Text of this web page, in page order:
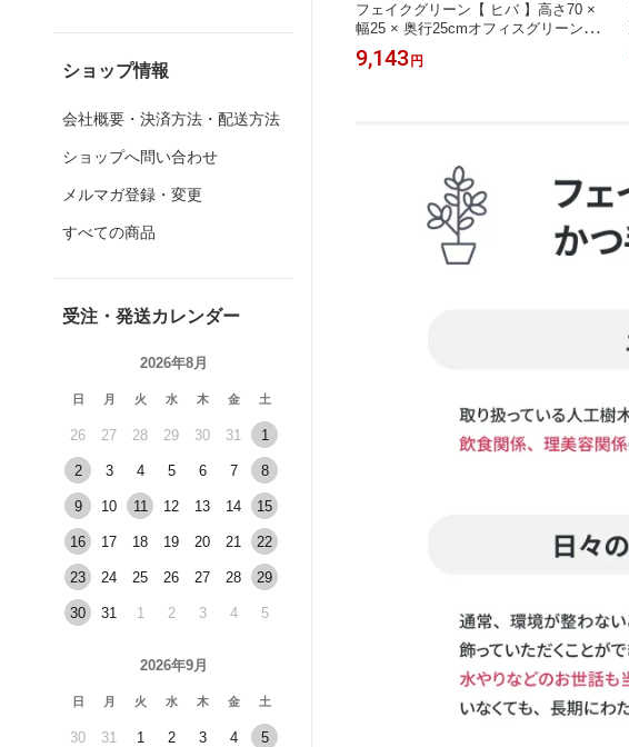
ショップ情報
会社概要・決済方法・配送方法
ショップへ問い合わせ
メルマガ登録・変更
すべての商品
受注・発送カレンダー
2026年8月
日 月 火 水 木 金 土
26 27 28 29 30 31 1
2 3 4 5 6 7 8
9 10 11 12 13 14 15
16 17 18 19 20 21 22
23 24 25 26 27 28 29
30 31 1 2 3 4 5
2026年9月
日 月 火 水 木 金 土
30 31 1 2 3 4 5
物 大型 開業祝い 開店祝い 移転祝い
新築祝い 贈り物 おしゃれ
19,620円
フェイクグリーン【 ヒバ 】高さ70 ×
幅25 × 奥行25cmオフィスグリーン 観
葉植物 フェイク 人工観葉植物 大型
開業祝い 開店祝い 移転祝い 新築祝い
9,143 円